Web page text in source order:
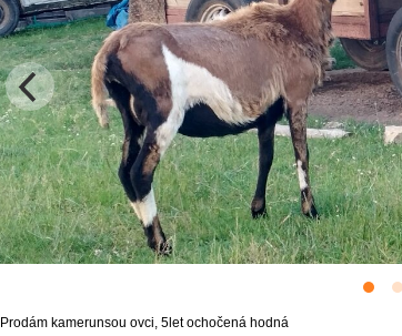
Prodám kamerunsou ovci, 5let ochočená hodná